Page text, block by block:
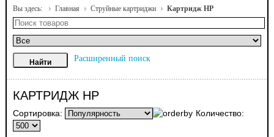
Вы здесь: Главная Струйные картриджи Картридж HP
Расширенный поиск
КАРТРИДЖ HP
Сортировка: Количество: